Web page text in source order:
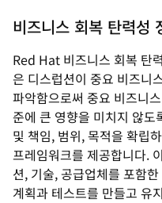
비즈니스 회복 탄력성
Red Hat 비즈니스 회복 탄
은 디스럽션이 중요 비즈니
파악함으로써 중요 비즈니
준에 큰 영향을 미치지 않
및 책임, 범위, 목적을 확립
프레임워크를 제공합니다.
션, 기술, 공급업체를 포함
계획과 테스트를 만들고 유